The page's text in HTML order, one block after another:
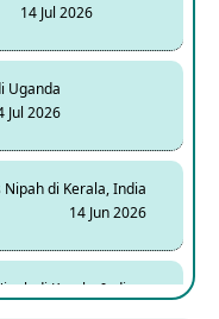
14 Jul 2026
Uganda
Jul 2026
di Kerala, India
14 Jun 2026
di Kerala, India